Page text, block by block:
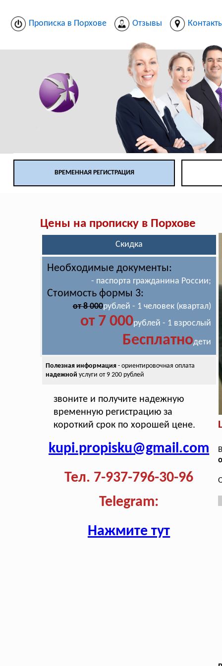
Прописка в Порхове Отзывы
ВРЕМЕННАЯ РЕГИСТРАЦИЯ
Цены на прописку в Порхове
Скидка
Необходимые документы:
- паспорта гражданина России;
Стоимость формы 3:
от 8 000рублей - 1 человек (квартал)
от 7 000рублей - 1 взрослый
Бесплатнодети
Полезная информация- ориентировочная оплата
надежной услуги от 9 200 рублей
звоните и получите надежную
временную регистрацию за
короткий срок по хорошей цене.
kupi.propisku@gmail.com
Тел. 7-937-796-30-96
Telegram:
Нажмите тут